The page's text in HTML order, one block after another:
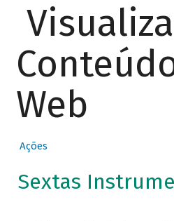
Web
Ações
Sextas